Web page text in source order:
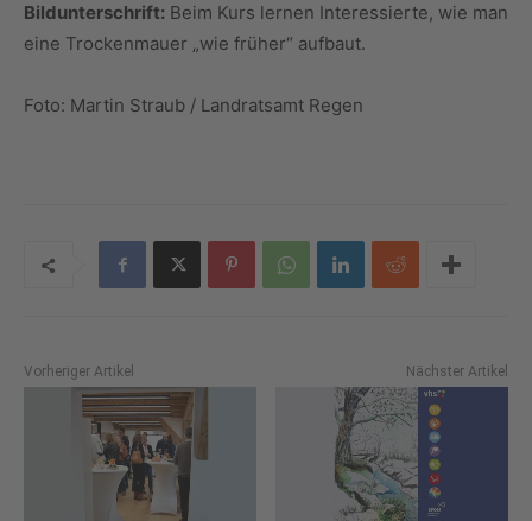
Bildunterschrift: Beim Kurs lernen Interessierte, wie man
eine Trockenmauer „wie früher“ aufbaut.
Foto: Martin Straub / Landratsamt Regen
Vorheriger Artikel Nächster Artikel